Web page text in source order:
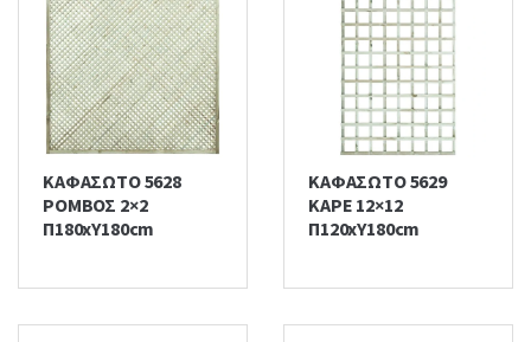
ΚΑΦΑΣΩΤΟ 5628
ΡΟΜΒΟΣ 2×2
Π180xΥ180cm
ΚΑΦΑΣΩΤΟ 5629
ΚΑΡΕ 12×12
Π120xΥ180cm